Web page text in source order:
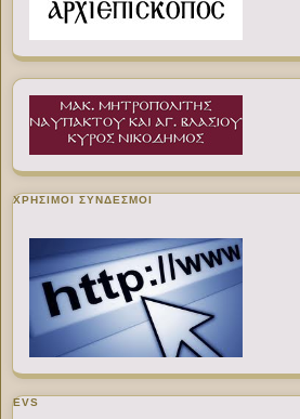
ΧΡΉΣΙΜΟΙ ΣΎΝΔΕΣΜΟΙ
EVS